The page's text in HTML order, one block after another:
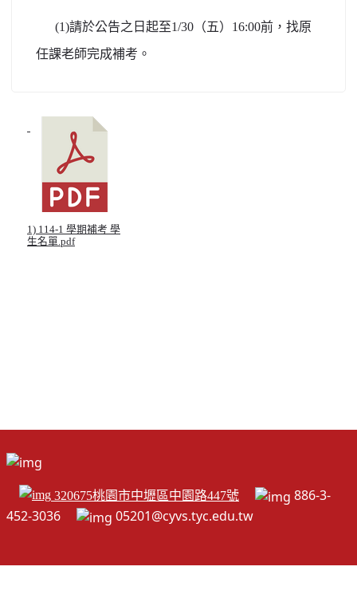
(1)請於公告之日起至1/30（五）16:00前，找原
任課老師完成補考。
1) 114-1 學期補考 學
生名單.pdf
320675桃園市中壢區中園路447號
886-3-
452-3036
05201@cyvs.tyc.edu.tw